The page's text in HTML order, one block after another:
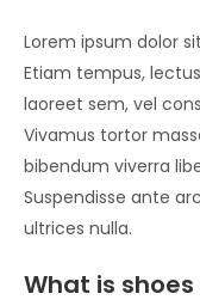
Lorem ipsum dolor
Etiam tempus,
laoreet sem, vel
Vivamus tortor
bibendum viverra
Suspendisse ante
ultrices nulla.
What is